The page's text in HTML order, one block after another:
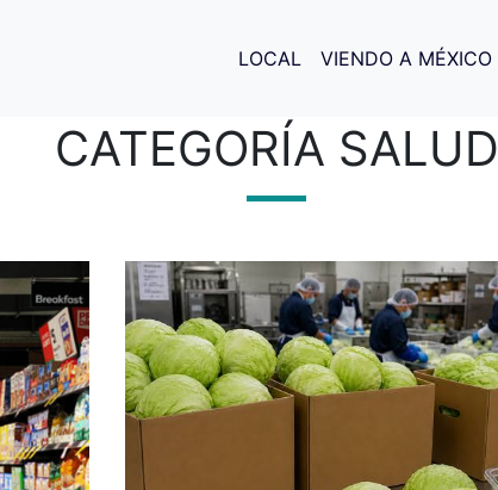
LOCAL VIENDO A MÉXICO
CATEGORÍA SALUD